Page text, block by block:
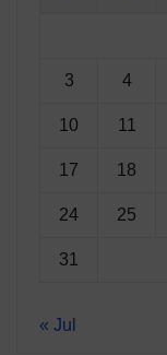
3 4
10 11
17 18
24 25
31
« Jul